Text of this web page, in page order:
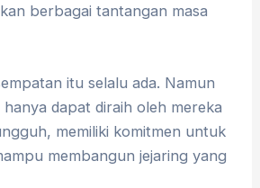
berbagai tantangan masa
itu selalu ada. Namun
dapat diraih oleh mereka
memiliki komitmen untuk
membangun jejaring yang